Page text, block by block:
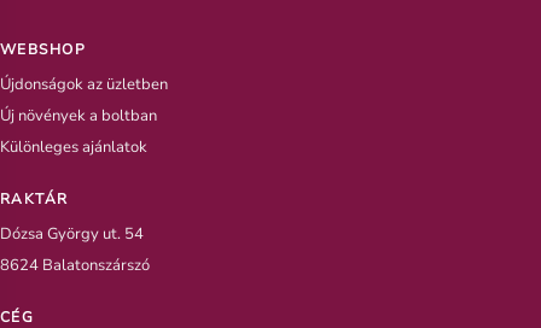
WEBSHOP
Újdonságok az üzletben
Új növények a boltban
Különleges ajánlatok
RAKTÁR
Dózsa György ut. 54
8624 Balatonszárszó
CÉG